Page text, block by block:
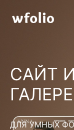
САЙТ
ДЛЯ УМНЫХ